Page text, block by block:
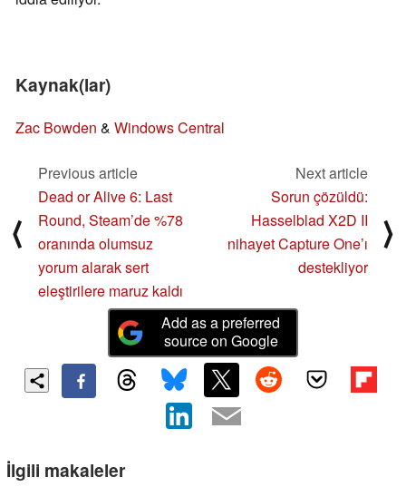
Kaynak(lar)
Zac Bowden & Windows Central
⟨
Previous article
Dead or Alive 6: Last
Round, Steam’de %78
oranında olumsuz
yorum alarak sert
eleştirilere maruz kaldı
Next article
Sorun çözüldü:
Hasselblad X2D II
nihayet Capture One’ı
destekliyor
⟩
Add as a preferred
source on Google
İlgili makaleler